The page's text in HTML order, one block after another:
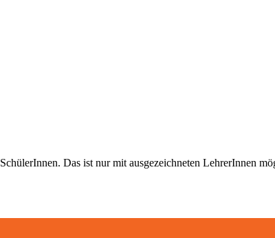
Das ist nur mit ausgezeichneten LehrerInnen